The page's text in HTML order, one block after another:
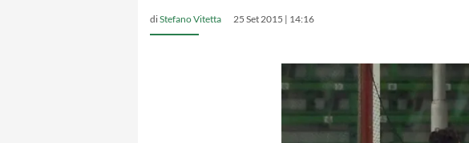
diStefano Vitetta 25 Set 2015 | 14:16